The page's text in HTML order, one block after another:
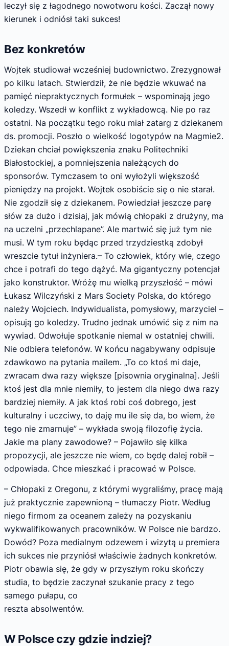
leczył się z łagodnego nowotworu kości. Zaczął nowy
kierunek i odniósł taki sukces!
Bez konkretów
Wojtek studiował wcześniej budownictwo. Zrezygnował
po kilku latach. Stwierdził, że nie będzie wkuwać na
pamięć niepraktycznych formułek – wspominają jego
koledzy. Wszedł w konflikt z wykładowcą. Nie po raz
ostatni. Na początku tego roku miał zatarg z dziekanem
ds. promocji. Poszło o wielkość logotypów na Magmie2.
Dziekan chciał powiększenia znaku Politechniki
Białostockiej, a pomniejszenia należących do
sponsorów. Tymczasem to oni wyłożyli większość
pieniędzy na projekt. Wojtek osobiście się o nie starał.
Nie zgodził się z dziekanem. Powiedział jeszcze parę
słów za dużo i dzisiaj, jak mówią chłopaki z drużyny, ma
na uczelni „przechlapane”. Ale martwić się już tym nie
musi. W tym roku będąc przed trzydziestką zdobył
wreszcie tytuł inżyniera.– To człowiek, który wie, czego
chce i potrafi do tego dążyć. Ma gigantyczny potencjał
jako konstruktor. Wróżę mu wielką przyszłość – mówi
Łukasz Wilczyński z Mars Society Polska, do którego
należy Wojciech. Indywidualista, pomysłowy, marzyciel –
opisują go koledzy. Trudno jednak umówić się z nim na
wywiad. Odwołuje spotkanie niemal w ostatniej chwili.
Nie odbiera telefonów. W końcu nagabywany odpisuje
zdawkowo na pytania mailem. „To co ktoś mi daje,
zwracam dwa razy większe [pisownia oryginalna]. Jeśli
ktoś jest dla mnie niemiły, to jestem dla niego dwa razy
bardziej niemiły. A jak ktoś robi coś dobrego, jest
kulturalny i uczciwy, to daję mu ile się da, bo wiem, że
tego nie zmarnuje” – wykłada swoją filozofię życia.
Jakie ma plany zawodowe? – Pojawiło się kilka
propozycji, ale jeszcze nie wiem, co będę dalej robił –
odpowiada. Chce mieszkać i pracować w Polsce.
– Chłopaki z Oregonu, z którymi wygraliśmy, pracę mają
już praktycznie zapewnioną – tłumaczy Piotr. Według
niego firmom za oceanem zależy na pozyskaniu
wykwalifikowanych pracowników. W Polsce nie bardzo.
Dowód? Poza medialnym odzewem i wizytą u premiera
ich sukces nie przyniósł właściwie żadnych konkretów.
Piotr obawia się, że gdy w przyszłym roku skończy
studia, to będzie zaczynał szukanie pracy z tego
samego pułapu, co
reszta absolwentów.
W Polsce czy gdzie indziej?